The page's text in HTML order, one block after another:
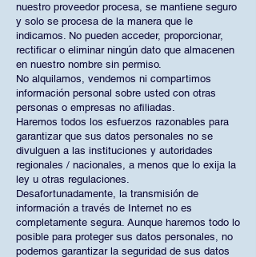
nuestro proveedor procesa, se mantiene seguro
y solo se procesa de la manera que le
indicamos. No pueden acceder, proporcionar,
rectificar o eliminar ningún dato que almacenen
en nuestro nombre sin permiso.
No alquilamos, vendemos ni compartimos
información personal sobre usted con otras
personas o empresas no afiliadas.
Haremos todos los esfuerzos razonables para
garantizar que sus datos personales no se
divulguen a las instituciones y autoridades
regionales / nacionales, a menos que lo exija la
ley u otras regulaciones.
Desafortunadamente, la transmisión de
información a través de Internet no es
completamente segura. Aunque haremos todo lo
posible para proteger sus datos personales, no
podemos garantizar la seguridad de sus datos